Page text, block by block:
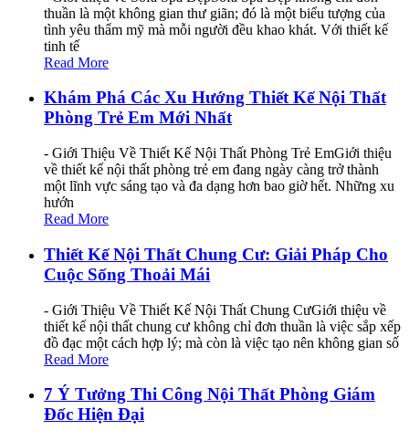
thuần là một không gian thư giãn; đó là một biểu tượng của
tình yêu thẩm mỹ mà mỗi người đều khao khát. Với thiết kế
tinh tế
Read More
Khám Phá Các Xu Hướng Thiết Kế Nội Thất
Phòng Trẻ Em Mới Nhất
- Giới Thiệu Về Thiết Kế Nội Thất Phòng Trẻ EmGiới thiệu
về thiết kế nội thất phòng trẻ em đang ngày càng trở thành
một lĩnh vực sáng tạo và đa dạng hơn bao giờ hết. Những xu
hướn
Read More
Thiết Kế Nội Thất Chung Cư: Giải Pháp Cho
Cuộc Sống Thoải Mái
- Giới Thiệu Về Thiết Kế Nội Thất Chung CưGiới thiệu về
thiết kế nội thất chung cư không chỉ đơn thuần là việc sắp xếp
đồ đạc một cách hợp lý; mà còn là việc tạo nên không gian số
Read More
7 Ý Tưởng Thi Công Nội Thất Phòng Giám
Đốc Hiện Đại